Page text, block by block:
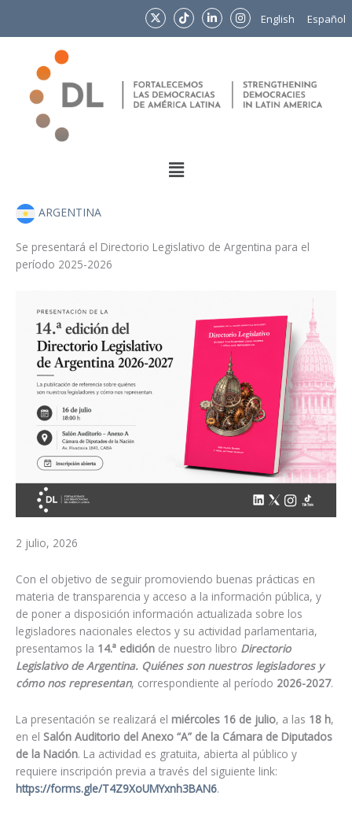
contenido
English Español
Menu
ARGENTINA
Se presentará el Directorio Legislativo de Argentina para el
período 2025-2026
2 julio, 2026
Con el objetivo de seguir promoviendo buenas prácticas en
materia de transparencia y acceso a la información pública, y
de poner a disposición información actualizada sobre los
legisladores nacionales electos y su actividad parlamentaria,
presentamos la 14.ª edición de nuestro libro Directorio
Legislativo de Argentina. Quiénes son nuestros legisladores y
cómo nos representan, correspondiente al período 2026-2027.
La presentación se realizará el miércoles 16 de julio, a las 18 h,
en el Salón Auditorio del Anexo “A” de la Cámara de Diputados
de la Nación. La actividad es gratuita, abierta al público y
requiere inscripción previa a través del siguiente link:
https://forms.gle/T4Z9XoUMYxnh3BAN6.